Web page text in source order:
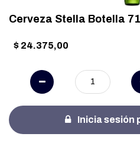
Cerveza Stella Botella
$ 24.375,00
Inicia sesión